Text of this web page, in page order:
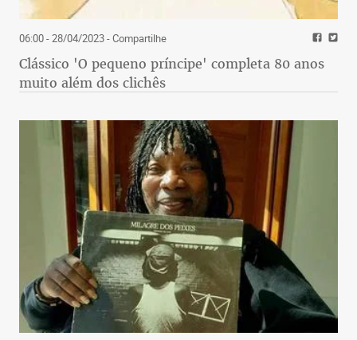
06:00 - 28/04/2023- Compartilhe
Clássico 'O pequeno príncipe' completa 80 anos
muito além dos clichês